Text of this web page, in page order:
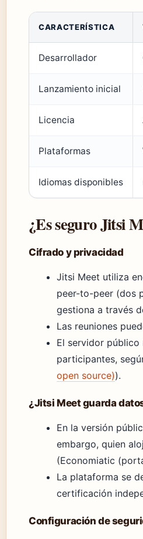
CARACTERÍSTICA
Desarrollador
Lanzamiento inicial
Licencia
Plataformas
Idiomas disponibles
¿Es seguro Jitsi
Cifrado y privacidad
Jitsi Meet utiliza
peer-to-peer (dos
gestiona a través
Las reuniones
El servidor público
participantes,
open source)).
¿Jitsi Meet guarda
En la versión
embargo, quien
(Economiatic
La plataforma se
certificación
Configuración de